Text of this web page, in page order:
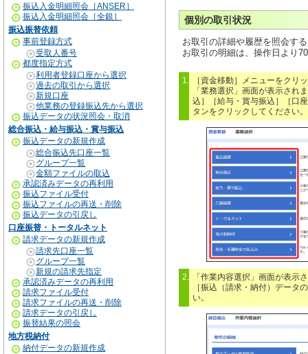
振込入金明細照会［ANSER］
振込入金明細照会［全銀］
振込振替依頼
事前登録方式
受取人番号
都度指定方式
利用者登録口座から選択
過去の取引から選択
新規口座
他業務の登録振込先から選択
振込データの状況照会・取消
総合振込・給与振込・賞与振込
振込データの新規作成
総合振込先口座一覧
グループ一覧
金額ファイルの取込
承認済みデータの再利用
振込ファイル受付
振込ファイルの再送・削除
振込データの引戻し
口座振替・トータルネット
請求データの新規作成
請求先口座一覧
グループ一覧
新規の請求先指定
承認済みデータの再利用
請求ファイル受付
請求ファイルの再送・削除
請求データの引戻し
振替結果の照会
地方税納付
納付データの新規作成
個別の取引状況
お取引の詳細や履歴を照会す
お取引の明細は、操作日より
1.
［資金移動］メニューをクリ
「業務選択」画面が表示され
込］［給与・賞与振込］［口
タンをクリックしてください。
2.
「作業内容選択」画面が表示
［振込（請求・納付）データ
い。